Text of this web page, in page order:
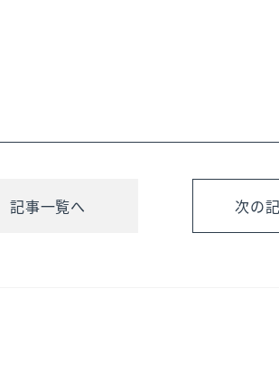
記事一覧へ 次の